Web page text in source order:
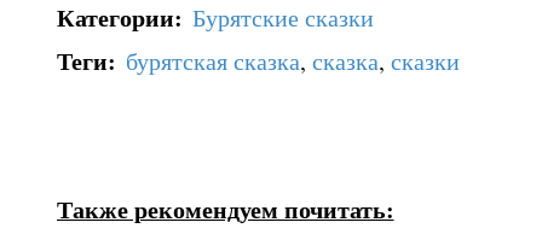
Категории: Бурятские сказки
Теги: бурятская сказка, сказка, сказки
Также рекомендуем почитать: